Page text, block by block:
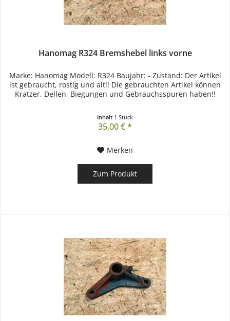
Hanomag R324 Bremshebel links vorne
Marke: Hanomag Modell: R324 Baujahr: - Zustand: Der Artikel
ist gebraucht, rostig und alt!! Die gebrauchten Artikel können
Kratzer, Dellen, Biegungen und Gebrauchsspuren haben!!
Inhalt 1 Stück
35,00 € *
Merken
Zum Produkt